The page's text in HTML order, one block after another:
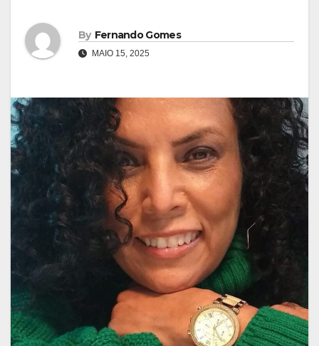
By Fernando Gomes
MAIO 15, 2025